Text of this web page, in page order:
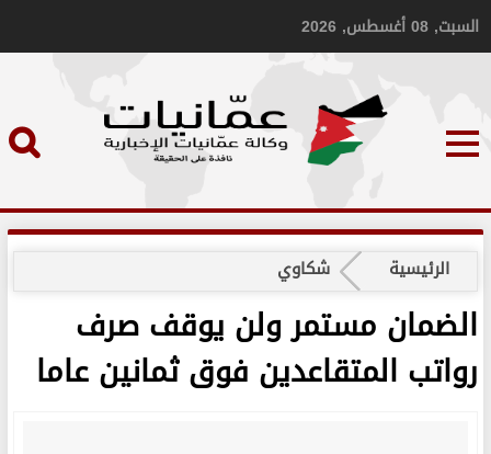
السبت, 08 أغسطس, 2026
الرئيسية شكاوي
الضمان مستمر ولن يوقف صرف
رواتب المتقاعدين فوق ثمانين عاما